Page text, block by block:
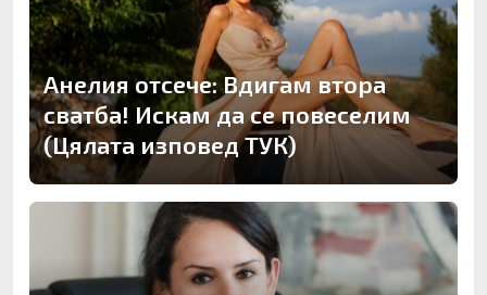
Анелия отсече: Вдигам втора
сватба! Искам да се повеселим
(Цялата изповед ТУК)